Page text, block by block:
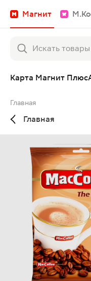
Магнит
Карта Магнит Плюс
Главная
Главная